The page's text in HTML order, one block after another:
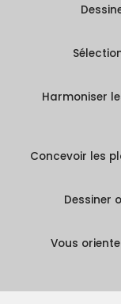
Harmoniser
Concevoir les
Dessiner
Vous